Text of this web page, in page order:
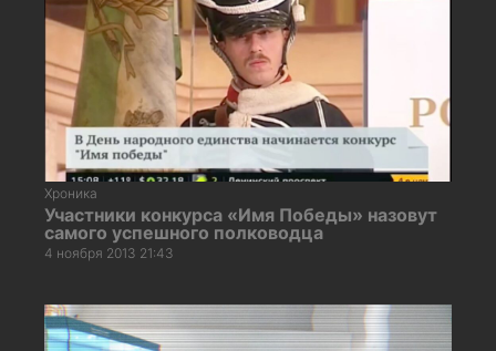
Хроника
Участники конкурса «Имя Победы» назовут
самого успешного полководца
4 ноября 2013 21:43